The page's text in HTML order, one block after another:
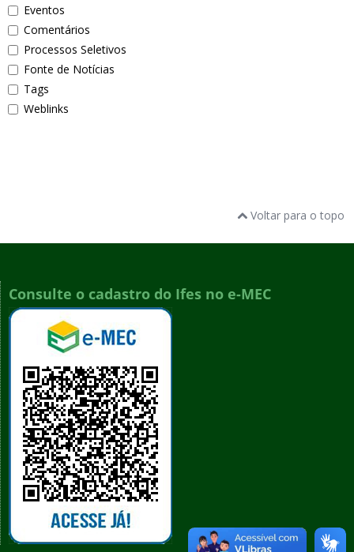
Eventos
Comentários
Processos Seletivos
Fonte de Notícias
Tags
Weblinks
Voltar para o topo
Consulte o cadastro do Ifes no e-MEC